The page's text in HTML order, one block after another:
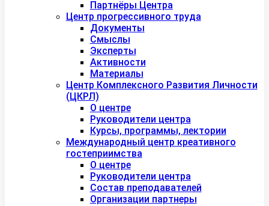
Партнёры Центра
Центр прогрессивного труда
Документы
Смыслы
Эксперты
Активности
Материалы
Центр Комплексного Развития Личности
(ЦКРЛ)
О центре
Руководители центра
Курсы, программы, лектории
Международный центр креативного
гостеприимства
О центре
Руководители центра
Состав преподавателей
Организации партнеры